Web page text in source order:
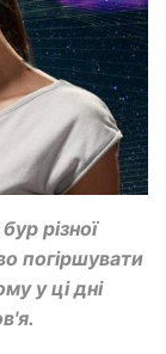
різної
погіршувати
у ці дні